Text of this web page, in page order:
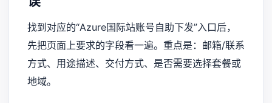
找到对应的“Azure国际站账号自助下发”入口后，
先把页面上要求的字段看一遍。重点是：邮箱/联系
方式、用途描述、交付方式、是否需要选择套餐或
地域。